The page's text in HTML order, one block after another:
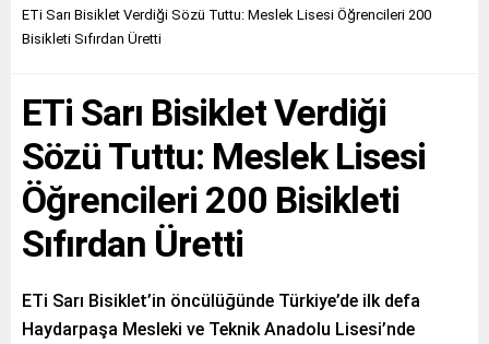
ETi Sarı Bisiklet Verdiği Sözü Tuttu: Meslek Lisesi Öğrencileri 200
Bisikleti Sıfırdan Üretti
ETi Sarı Bisiklet Verdiği
Sözü Tuttu: Meslek Lisesi
Öğrencileri 200 Bisikleti
Sıfırdan Üretti
ETi Sarı Bisiklet’in öncülüğünde Türkiye’de ilk defa
Haydarpaşa Mesleki ve Teknik Anadolu Lisesi’nde